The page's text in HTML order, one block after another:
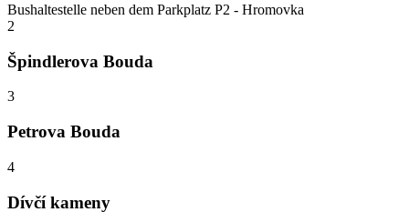
Bushaltestelle neben dem Parkplatz P2 - Hromovka
2
Špindlerova Bouda
3
Petrova Bouda
4
Dívčí kameny